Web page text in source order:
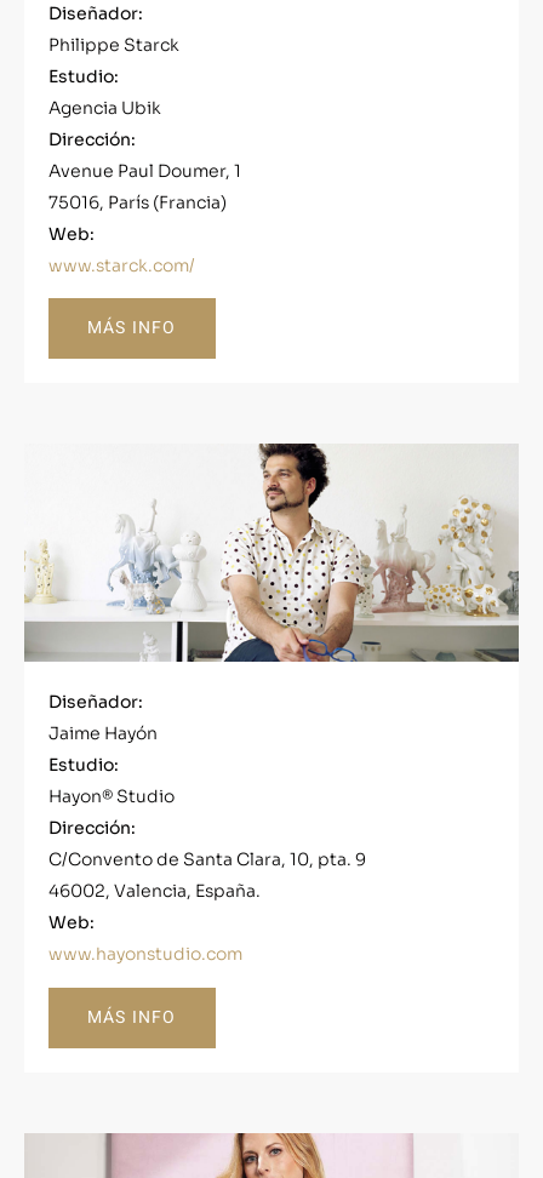
Diseñador:
Philippe Starck
Estudio:
Agencia Ubik
Dirección:
Avenue Paul Doumer, 1
75016, París (Francia)
Web:
www.starck.com/
MÁS INFO
Diseñador:
Jaime Hayón
Estudio:
Hayon® Studio
Dirección:
C/Convento de Santa Clara, 10, pta. 9
46002, Valencia, España.
Web:
www.hayonstudio.com
MÁS INFO